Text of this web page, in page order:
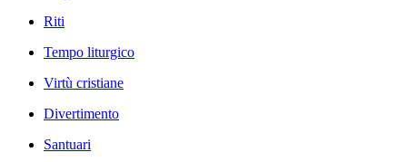
Riti
Tempo liturgico
Virtù cristiane
Divertimento
Santuari